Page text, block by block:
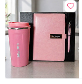
Malzeme Bilgileri: Suya
Yükseklik (CM):10
Fermuarlı 2 Bölme -
Üretim .; -Kategori: Son
Ürün Kodu: kcm36842499